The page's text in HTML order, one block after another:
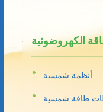
الكهروضوئية
أنظمة شمسية
طاقة شمسية